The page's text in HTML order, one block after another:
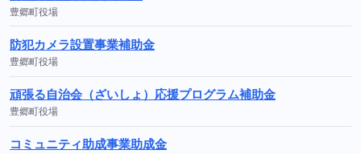
豊郷町役場
防犯カメラ設置事業補助金
豊郷町役場
頑張る自治会（ざいしょ）応援プログラム補助金
豊郷町役場
コミュニティ助成事業助成金